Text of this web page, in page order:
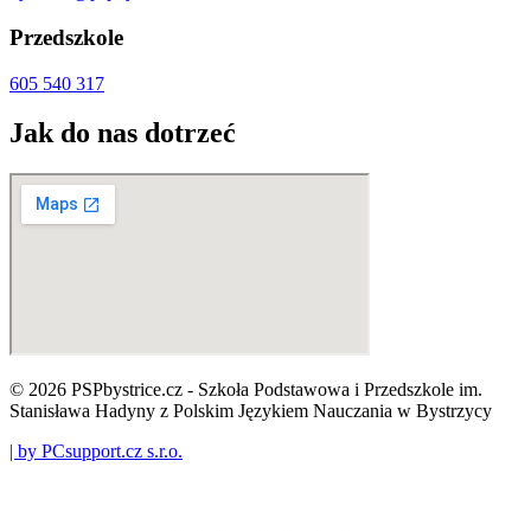
Przedszkole
605 540 317
Jak do nas dotrzeć
© 2026 PSPbystrice.cz - Szkoła Podstawowa i Przedszkole im.
Stanisława Hadyny z Polskim Językiem Nauczania w Bystrzycy
| by PCsupport.cz s.r.o.